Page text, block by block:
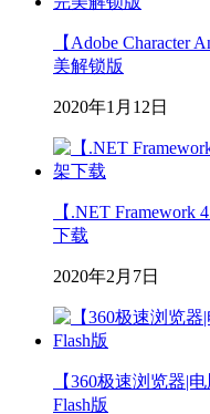
【Adobe Character
美解锁版
2020年1月12日
【.NET
下载
2020年2月7日
【360极速浏览器|
Flash版